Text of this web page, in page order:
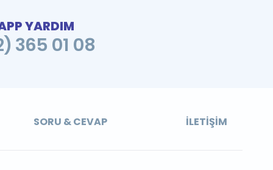
YARDIM
365 01 08
SORU & CEVAP İLETIŞIM